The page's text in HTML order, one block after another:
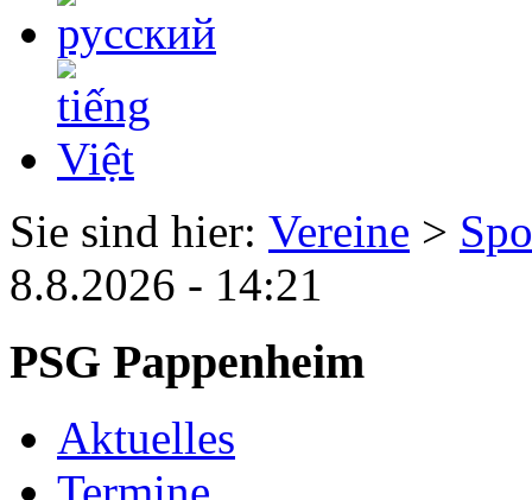
Sie sind hier: Vereine >
8.8.2026 - 14:21
PSG Pappenheim
Aktuelles